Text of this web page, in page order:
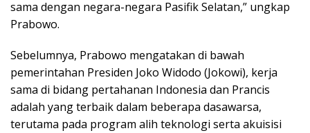
sama dengan negara-negara Pasifik Selatan,” ungkap
Prabowo.
Sebelumnya, Prabowo mengatakan di bawah
pemerintahan Presiden Joko Widodo (Jokowi), kerja
sama di bidang pertahanan Indonesia dan Prancis
adalah yang terbaik dalam beberapa dasawarsa,
terutama pada program alih teknologi serta akuisisi